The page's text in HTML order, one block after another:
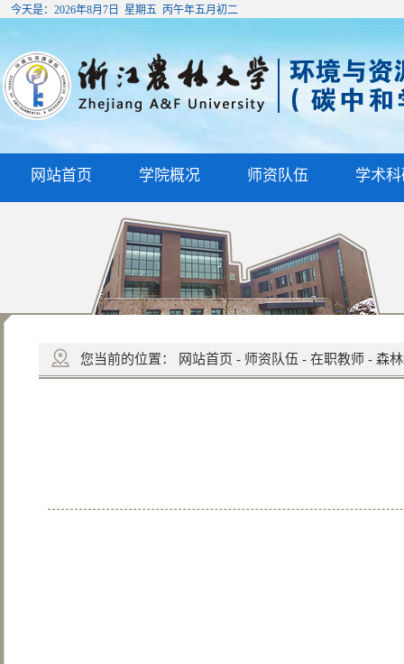
今天是： 2026年8月7日 星期五 丙午年五月初二
网站首页 学院概况 师资队伍 学术
您当前的位置： 网站首页 - 师资队伍 - 在职教师 - 森